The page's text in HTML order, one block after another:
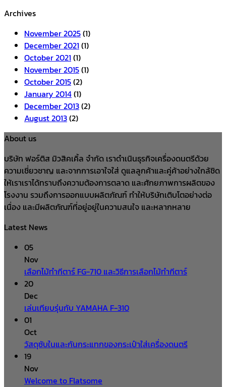
Archives
November 2025(1)
December 2021 (1)
October 2021 (1)
November 2015(1)
October 2015(2)
January 2014(1)
December 2013(2)
August 2013(2)
About us
บริษัท ฟอร์ติส มิวสิคเคิ้ล จำกัด เราดำเนินธุรกิจเครื่องดนตรีด้วย
ความเชี่ยวชาญ และจากการเอาใจใส่ ดูแลลูกค้าและคู่ค้าอย่างใกล้ชิด
ให้เราเราได้ทราบถึงความต้องการตลาด และศักยภาพการผลิตของ
โรงงาน รวมถึงการออกแบบผลิตภัณฑ์ ทำให้บริษัทเติบโตอย่างต่อ
เนื่อง และมีผลิตภัณฑ์ที่อยู่อยู่ในความสนใจ และหลากหลาย
Latest News
05
Nov
เลือกไม้ทำกีตาร์ FG-710 และวิธีการเลือกไม้ทำกีตาร์
20
Dec
เล่นเทียบรุ่นกับ YAMAHA F-310
01
Oct
วัสดุซับในและกันกระแทกของกระเป๋าใส่เครื่องดนตรี
19
Nov
Welcome to Flatsome